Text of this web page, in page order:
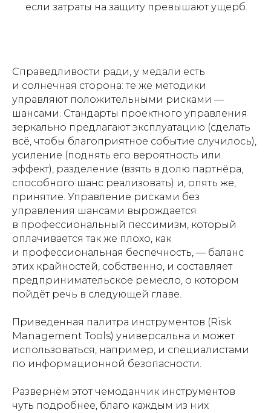
если затраты на защиту превышают ущерб.
Справедливости ради, у медали есть
и солнечная сторона: те же методики
управляют положительными рисками —
шансами. Стандарты проектного управления
зеркально предлагают эксплуатацию (сделать
всё, чтобы благоприятное событие случилось),
усиление (поднять его вероятность или
эффект), разделение (взять в долю партнёра,
способного шанс реализовать) и, опять же,
принятие. Управление рисками без
управления шансами вырождается
в профессиональный пессимизм, который
оплачивается так же плохо, как
и профессиональная беспечность, — баланс
этих крайностей, собственно, и составляет
предпринимательское ремесло, о котором
пойдёт речь в следующей главе.
Приведенная палитра инструментов (Risk
Management Tools) универсальна и может
использоваться, например, и специалистами
по информационной безопасности.
Развернём этот чемоданчик инструментов
чуть подробнее, благо каждым из них